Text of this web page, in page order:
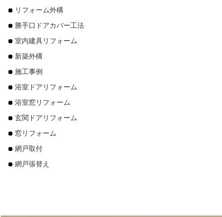
リフォーム外構
勝手口ドアカバー工法
室内建具リフォーム
新築外構
施工事例
浴室ドアリフォーム
浴室窓リフォーム
玄関ドアリフォーム
窓リフォーム
網戸取付
網戸張替え